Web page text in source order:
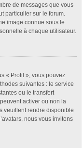
de messages que vous
particulier sur le forum.
image connue sous le
à chaque utilisateur.
« Profil », vous pouvez
suivantes : le service
ou le transfert
activer ou non la
veuillent rendre disponible
nous vous invitons